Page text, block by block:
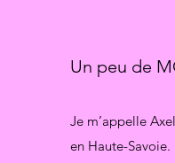
Un peu de
Je m’appelle
en Haute-